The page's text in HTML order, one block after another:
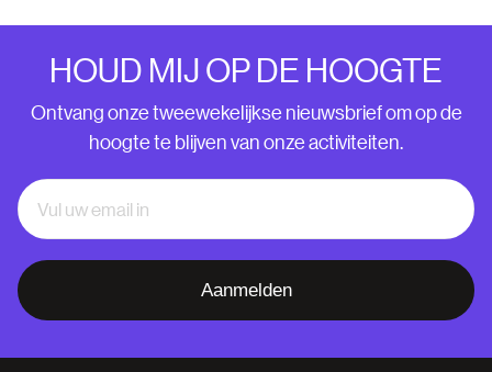
HOUD MIJ OP DE HOOGTE
Ontvang onze tweewekelijkse nieuwsbrief om op de
hoogte te blijven van onze activiteiten.
Aanmelden